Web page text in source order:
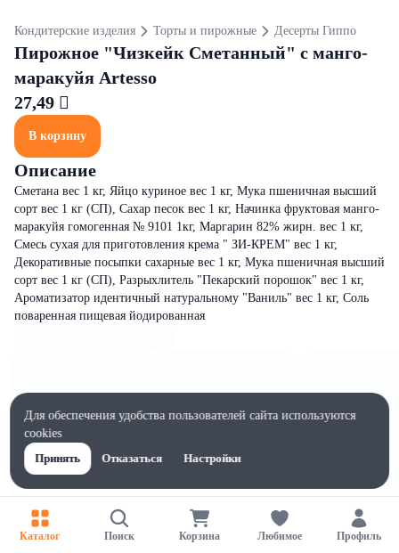
Кондитерские изделия Торты и пирожные Десерты Гиппо
Пирожное "Чизкейк Сметанный" с манго-
маракуйя Artesso
27,49 
В корзину
Описание
Сметана вес 1 кг, Яйцо куриное вес 1 кг, Мука пшеничная высший
сорт вес 1 кг (СП), Сахар песок вес 1 кг, Начинка фруктовая манго-
маракуйя гомогенная № 9101 1кг, Маргарин 82% жирн. вес 1 кг,
Смесь сухая для приготовления крема " ЗИ-КРЕМ" вес 1 кг,
Декоративные посыпки сахарные вес 1 кг, Мука пшеничная высший
сорт вес 1 кг (СП), Разрыхлитель "Пекарский порошок" вес 1 кг,
Ароматизатор идентичный натуральному "Ваниль" вес 1 кг, Соль
поваренная пищевая йодированная
Каталог Поиск Корзина Любимое Профиль
Для обеспечения удобства пользователей сайта используются
cookies
Принять
Отказаться Настройки